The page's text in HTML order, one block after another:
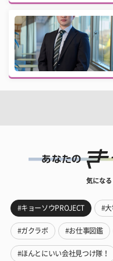
気になる
#キョーソウPROJECT #大
#ガクラボ #お仕事図鑑
#ほんとにいい会社見つけ隊！